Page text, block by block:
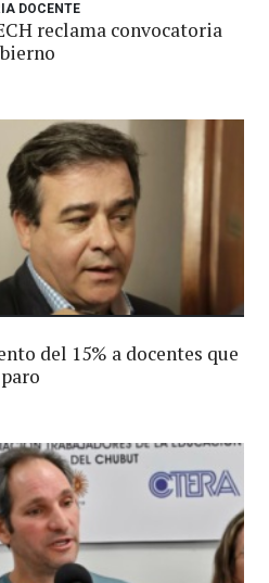
DOCENTE
reclama convocatoria
del 15% a docentes que